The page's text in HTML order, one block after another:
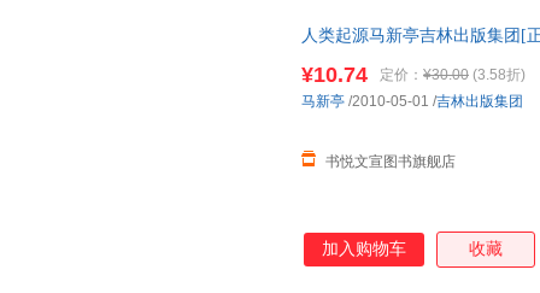
人类起源马新亭吉林出版集团[
¥10.74 定价： ¥30.00 (3.58折)
书悦文宣图书旗舰店
马新亭 /2010-05-01 /吉林出版集团
加入购物车 收藏